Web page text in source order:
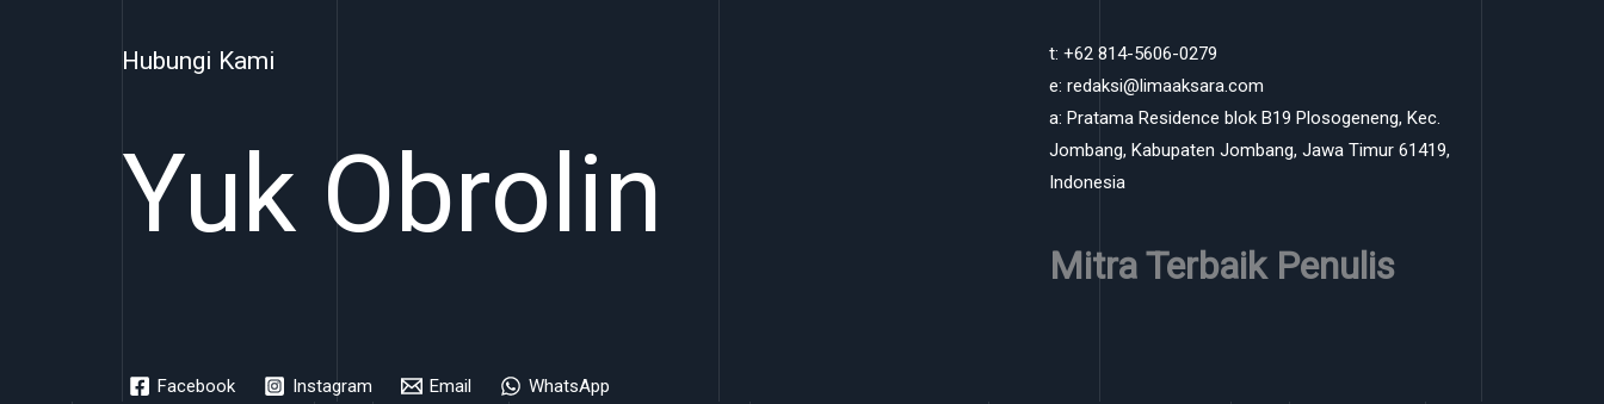
Hubungi Kami
Yuk Obrolin
Facebook Instagram Email WhatsApp
t: +62 814-5606-0279
e: redaksi@limaaksara.com
a: Pratama Residence blok B19 Plosogeneng, Kec.
Jombang, Kabupaten Jombang, Jawa Timur 61419,
Indonesia
Mitra Terbaik Penulis